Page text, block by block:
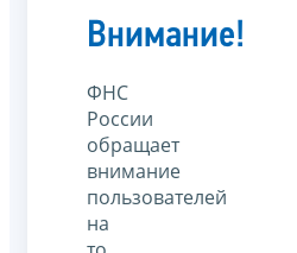
Внимание!
ФНС
России
обращает
внимание
пользователей
на